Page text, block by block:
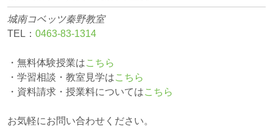
城南コベッツ秦野教室
TEL： 0463‐83‐1314
・無料体験授業はこちら
・学習相談・教室見学はこちら
・資料請求・授業料についてはこちら
お気軽にお問い合わせください。